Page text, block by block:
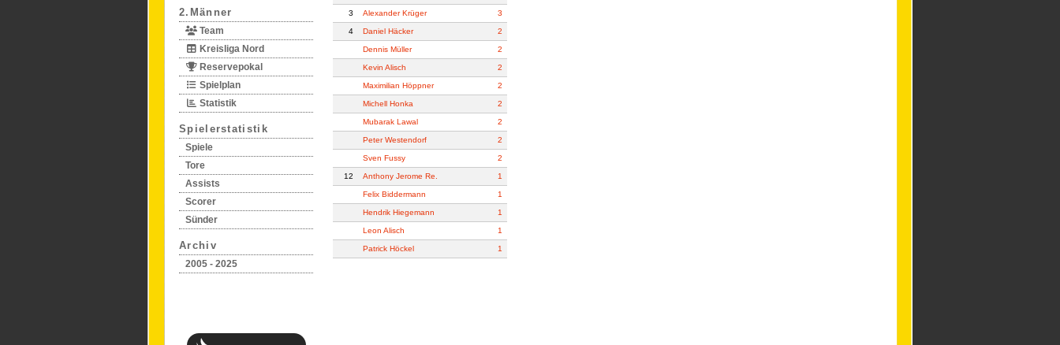
2.Männer
Team
Kreisliga Nord
Reservepokal
Spielplan
Statistik
Spielerstatistik
Spiele
Tore
Assists
Scorer
Sünder
Archiv
2005 - 2025
3 Alexander Krüger 3
4 Daniel Häcker 2
Dennis Müller 2
Kevin Alisch 2
Maximilian Höppner 2
Michell Honka 2
Mubarak Lawal 2
Peter Westendorf 2
Sven Fussy 2
12 Anthony Jerome Re. 1
Felix Biddermann 1
Hendrik Hiegemann 1
Leon Alisch 1
Patrick Höckel 1